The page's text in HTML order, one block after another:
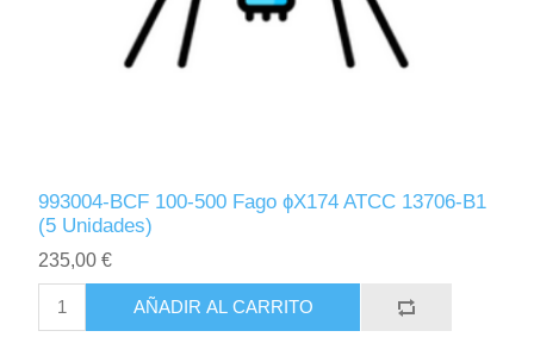
993004-BCF 100-500 Fago ɸX174 ATCC 13706-B1
(5 Unidades)
235,00 €
AÑADIR AL CARRITO